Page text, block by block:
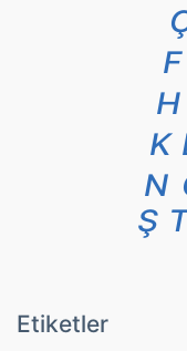
F
H
K
N
Ş
Etiketler